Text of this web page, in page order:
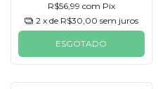
R$56,99 com Pix
2 x de R$30,00 sem juros
ESGOTADO